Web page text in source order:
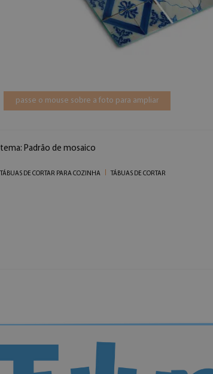
passe o mouse sobre a foto para ampliar
tema: Padrão de mosaico
TÁBUAS DE CORTAR PARA COZINHA TÁBUAS DE CORTAR